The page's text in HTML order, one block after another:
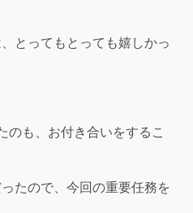
とってもとっても嬉しかっ
のも、お付き合いをするこ
たので、今回の重要任務を